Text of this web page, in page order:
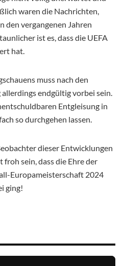
waren die Nachrichten,
den vergangenen Jahren
ist es, dass die UEFA
hat.
muss nach den
endgültig vorbei sein.
Entgleisung in
so durchgehen lassen.
dieser Entwicklungen
sein, dass die Ehre der
Europameisterschaft 2024
ging!